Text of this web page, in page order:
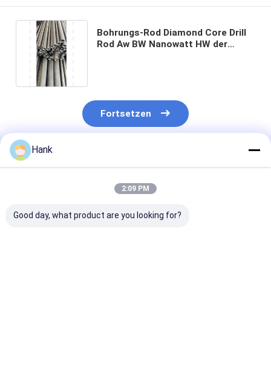
Bohrungs-Rod Diamond Core Drill
Rod Aw BW Nanowatt HW der
Fortsetzen
Empfohlene Produkte
Hank
2:09 PM
Good day, what product are you looking for?